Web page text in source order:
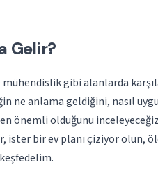
Gelir?
gibi alanlarda
ne anlama geldiğini, nasıl
önemli olduğunu
bir ev planı çiziyor olun,